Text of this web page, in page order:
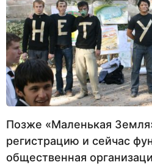
Позже «Маленькая
регистрацию и сейчас
общественная